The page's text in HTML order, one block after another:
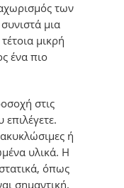
των
μια
μικρή
ένα πιο
στις
ή
υλικά. Η
όπως
σημαντική.